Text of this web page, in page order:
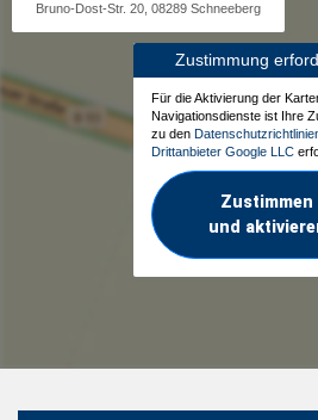
Bruno-Dost-Str. 20, 08289 Schneeberg
Zustimmung
Für die Aktivierung der
Navigationsdienste ist Ihre
zu den
Drittanbieter Google LLC
Zustimmen
und